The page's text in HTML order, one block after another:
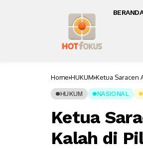
Home HUKUM Ketua Saracen
HUKUM NASIONAL
Ketua
Kalah di